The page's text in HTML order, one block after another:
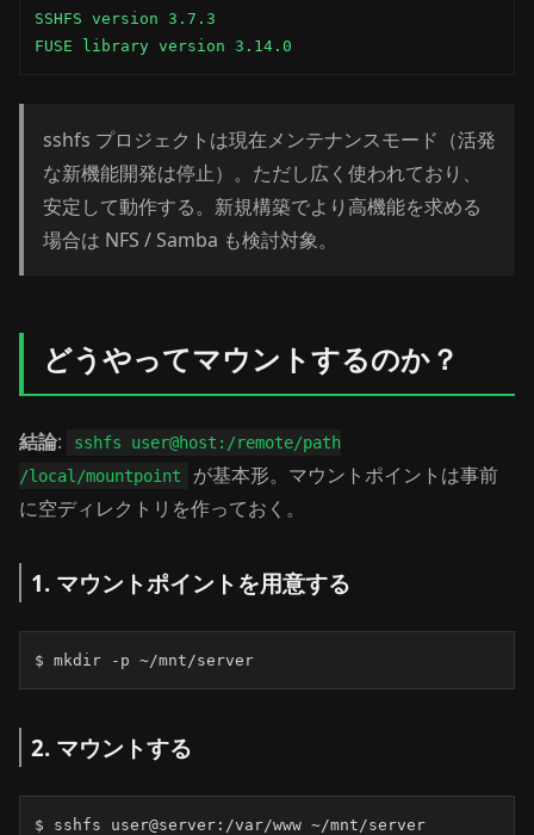
SSHFS version 3.7.3
FUSE library version 3.14.0
sshfs プロジェクトは現在メンテナンスモード（活発
な新機能開発は停止）。ただし広く使われており、
安定して動作する。新規構築でより高機能を求める
場合は NFS / Samba も検討対象。
どうやってマウントするのか？
結論:
sshfs user@host:/remote/path
/local/mountpoint
が基本形。マウントポイントは事前
に空ディレクトリを作っておく。
1. マウントポイントを用意する
$ mkdir -p ~/mnt/server
2. マウントする
$ sshfs user@server:/var/www ~/mnt/server